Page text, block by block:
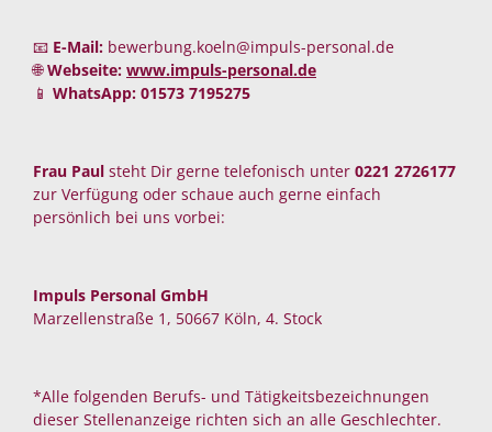
📧 E-Mail: bewerbung.koeln@impuls-personal.de
🌐Webseite: www.impuls-personal.de
📱 WhatsApp: 01573 7195275
Frau Paul steht Dir gerne telefonisch unter 0221 2726177
zur Verfügung oder schaue auch gerne einfach
persönlich bei uns vorbei:
Impuls Personal GmbH
Marzellenstraße 1, 50667 Köln, 4. Stock
*Alle folgenden Berufs- und Tätigkeitsbezeichnungen
dieser Stellenanzeige richten sich an alle Geschlechter.